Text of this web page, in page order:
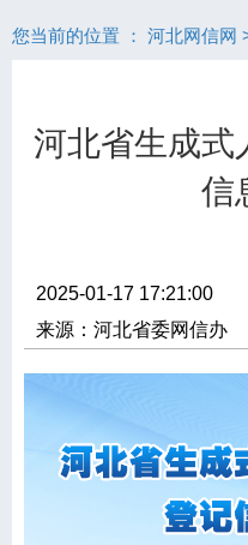
您当前的位置 ： 河北网信网
河北省生成式
信
2025-01-17 17:21:00
来源：河北省委网信办